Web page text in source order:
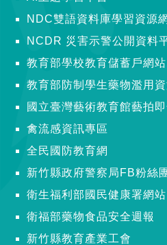
NDC雙語資料庫學習資源網
NCDR 災害示警公開資料
教育部學校教育儲蓄戶網站
教育部防制學生藥物濫用資
國立臺灣藝術教育館藝拍即
禽流感資訊專區
全民國防教育網
新竹縣政府警察局FB粉絲
衛生福利部國民健康署網站
衛福部藥物食品安全週報
新竹縣教育產業工會